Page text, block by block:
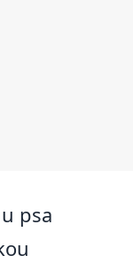
psa